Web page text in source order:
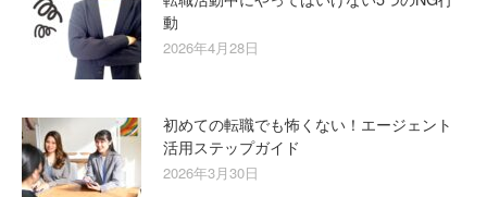
動
2026年4月28日
初めての転職でも怖くない！エージェント
活用ステップガイド
2026年3月30日